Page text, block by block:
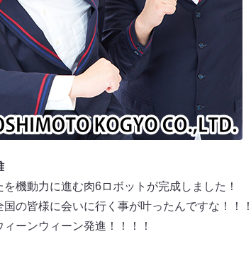
を機動力に進む肉6ロボットが完成しました！
国の皆様に会いに行く事が叶ったんですな！
ィーンウィーン発進！！！！